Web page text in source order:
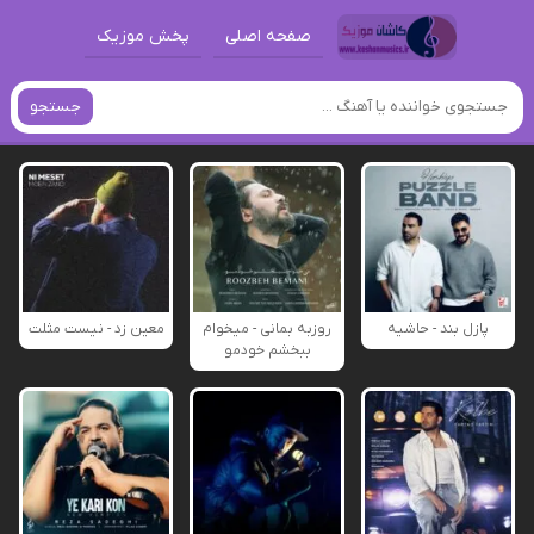
صفحه اصلی پخش موزیک
جستجو
پازل بند - حاشیه
روزبه بمانی - میخوام
ببخشم خودمو
معین زد - نیست مثلت